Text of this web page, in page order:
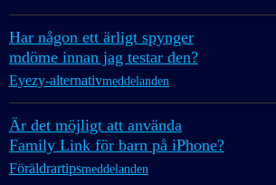
Har någon ett ärligt spynger
mdöme innan jag testar den?
Eyezy-alternativmeddelanden
Är det möjligt att använda
Family Link för barn på iPhone?
Föräldrartipsmeddelanden